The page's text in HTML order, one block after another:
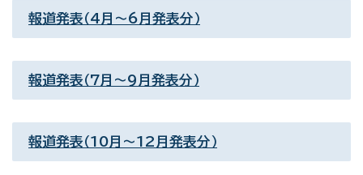
報道発表（4月〜6月発表分）
報道発表（7月〜9月発表分）
報道発表（10月〜12月発表分）